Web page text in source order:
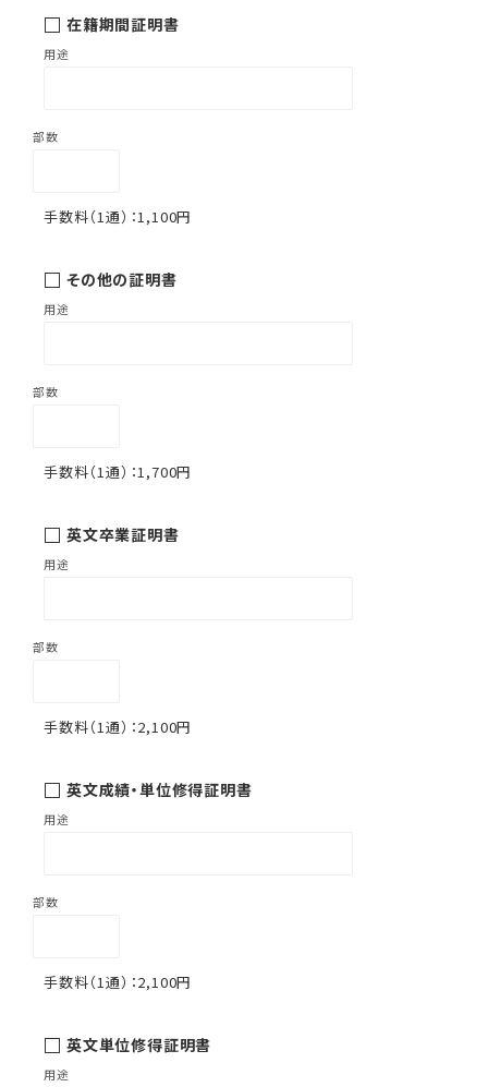
在籍期間証明書
1,100円
その他の証明書
1,700円
英文卒業証明書
2,100円
英文成績・単位修得証明書
2,100円
英文単位修得証明書